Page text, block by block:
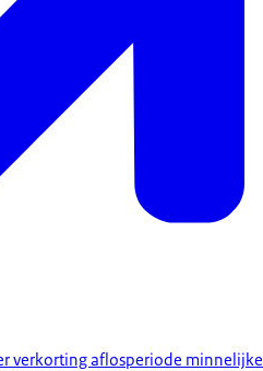
verkorting aflosperiode minnelijke